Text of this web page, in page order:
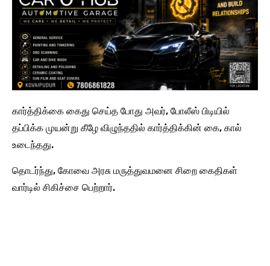
கார்த்திக்கை கைது செய்த போது அவர், போலீஸ் பிடியில்
தப்பிக்க முயன்று கீழே விழுந்ததில் கார்த்திக்கின் கை, கால்
உடைந்தது.
தொடர்ந்து, கோவை அரசு மருத்துவமனை சிறை கைதிகள்
வார்டில் சிகிச்சை பெற்றார்.